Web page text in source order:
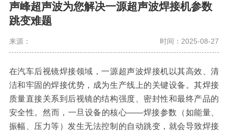
声峰超声波为您解决一源超声波焊接机参数
跳变难题
来源： 时间：2025-08-27
在汽车后视镜焊接领域，一源超声波焊接机以其高效、清
洁和牢固的焊接优势，成为生产线上的关键设备。其焊接
质量直接关系到后视镜的结构强度、密封性和最终产品的
安全性。然而，一旦设备的核心——焊接参数（如能量、
振幅、压力等）发生无法控制的自动跳变，就会导致焊接